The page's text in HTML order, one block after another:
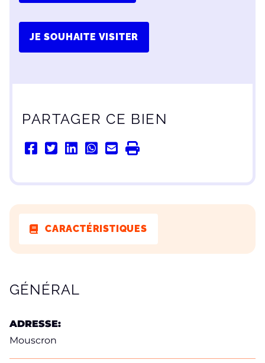
JE SOUHAITE VISITER
PARTAGER CE BIEN
CARACTÉRISTIQUES
CARACTÉRISTIQUES
GÉNÉRAL
ADRESSE:
Mouscron